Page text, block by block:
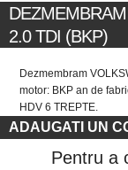
2.0 TDI (BKP)
Dezmembram
motor: BKP an de
HDV 6 TREPTE.
ADAUGATI UN
Pentru a